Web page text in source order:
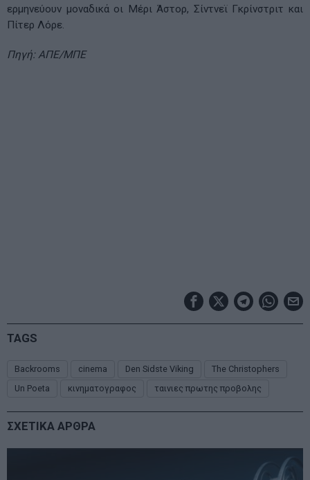
ερμηνεύουν μοναδικά οι Μέρι Άστορ, Σίντνεϊ Γκρίνστριτ και
Πίτερ Λόρε.
Πηγή: ΑΠΕ/ΜΠΕ
TAGS
Backrooms cinema Den Sidste Viking
The Christophers
Un Poeta
κινηματογραφος ταινιες πρωτης προβολης
ΣΧΕΤΙΚΑ ΑΡΘΡΑ